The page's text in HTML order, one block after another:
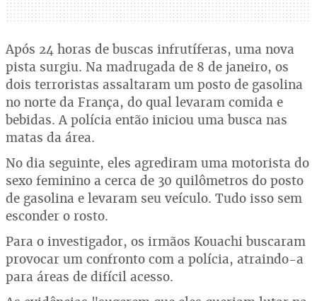
Após 24 horas de buscas infrutíferas, uma nova
pista surgiu. Na madrugada de 8 de janeiro, os
dois terroristas assaltaram um posto de gasolina
no norte da França, do qual levaram comida e
bebidas. A polícia então iniciou uma busca nas
matas da área.
No dia seguinte, eles agrediram uma motorista do
sexo feminino a cerca de 30 quilômetros do posto
de gasolina e levaram seu veículo. Tudo isso sem
esconder o rosto.
Para o investigador, os irmãos Kouachi buscaram
provocar um confronto com a polícia, atraindo-a
para áreas de difícil acesso.